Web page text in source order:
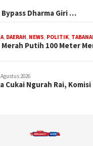
Dharma Giri …
DAERAH NEWS POLITIK
Merah Putih 100 Meter
2026
Cukai Ngurah Rai,